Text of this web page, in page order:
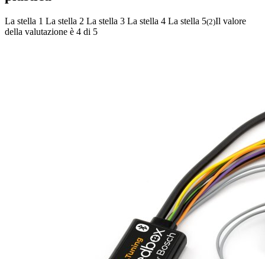
La stella 1 La stella 2 La stella 3 La stella 4 La stella 5(2)Il valore
della valutazione è 4 di 5